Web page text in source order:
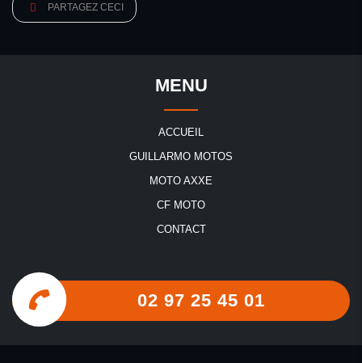
PARTAGEZ CECI
MENU
ACCUEIL
GUILLARMO MOTOS
MOTO AXXE
CF MOTO
CONTACT
02 97 25 45 01